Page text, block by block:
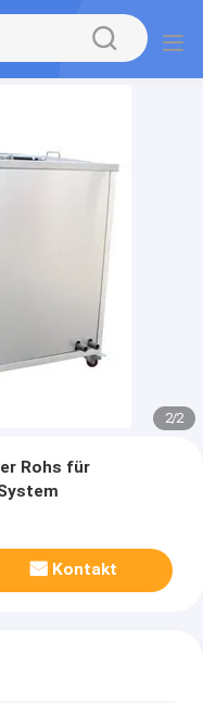
2/2
Rohs für
Kontakt